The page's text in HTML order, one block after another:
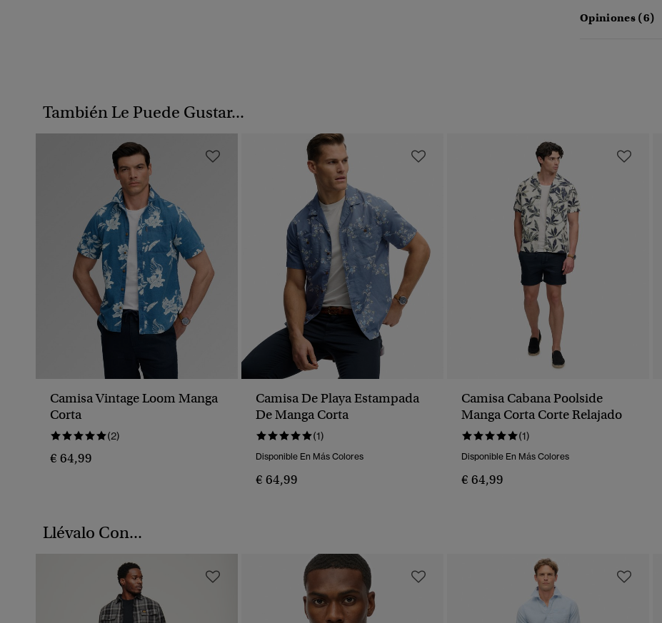
Opiniones (6)
También Le Puede Gustar...
Camisa Vintage Loom Manga
Corta
(2)
€ 64,99
Camisa De Playa Estampada
De Manga Corta
(1)
Disponible En Más Colores
€ 64,99
Camisa Cabana Poolside
Manga Corta Corte Relajado
(1)
Disponible En Más Colores
€ 64,99
Llévalo Con...